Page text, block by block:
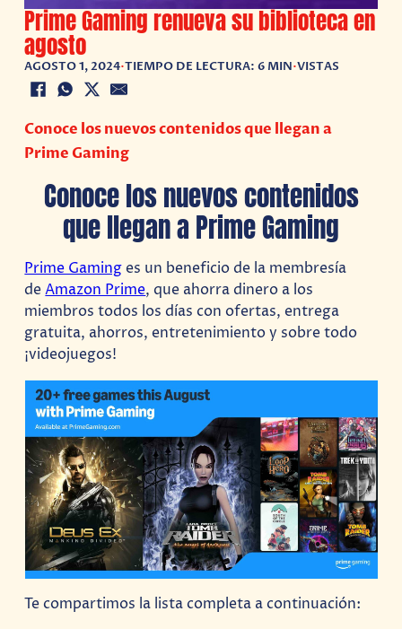
Prime Gaming renueva su biblioteca en
agosto
AGOSTO 1, 2024•TIEMPO DE LECTURA: 6 MIN•VISTAS
Conoce los nuevos contenidos que llegan a
Prime Gaming
Conoce los nuevos contenidos
que llegan a Prime Gaming
Prime Gaminges un beneficio de la membresía
deAmazon Prime, que ahorra dinero a los
miembros todos los días con ofertas, entrega
gratuita, ahorros, entretenimiento y sobre todo
¡videojuegos!
Te compartimos la lista completa a continuación: